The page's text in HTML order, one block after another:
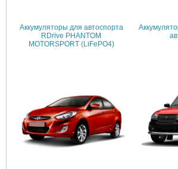
Аккумуляторы для автоспорта
RDrive PHANTOM
MOTORSPORT (LiFePO4)